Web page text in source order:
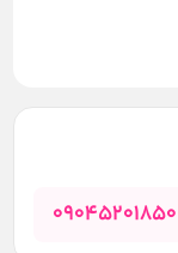
09045201850